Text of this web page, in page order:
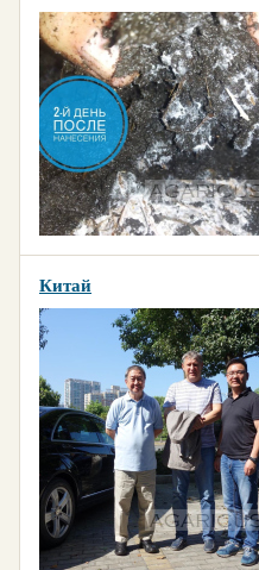
Китай